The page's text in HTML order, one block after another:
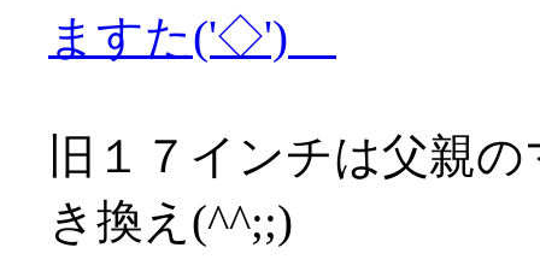
ますた('◇')ゞ
旧１７インチは父親
き換え(^^;;)